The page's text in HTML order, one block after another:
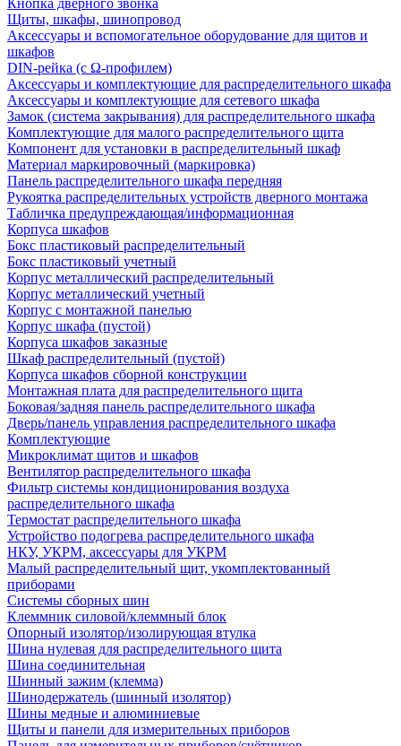
Кнопка дверного звонка
Щиты, шкафы, шинопровод
Аксессуары и вспомогательное оборудование для щитов и
шкафов
DIN-рейка (с Ω-профилем)
Аксессуары и комплектующие для распределительного шкафа
Аксессуары и комплектующие для сетевого шкафа
Замок (система закрывания) для распределительного шкафа
Комплектующие для малого распределительного щита
Компонент для установки в распределительный шкаф
Материал маркировочный (маркировка)
Панель распределительного шкафа передняя
Рукоятка распределительных устройств дверного монтажа
Табличка предупреждающая/информационная
Корпуса шкафов
Бокс пластиковый распределительный
Бокс пластиковый учетный
Корпус металлический распределительный
Корпус металлический учетный
Корпус с монтажной панелью
Корпус шкафа (пустой)
Корпуса шкафов заказные
Шкаф распределительный (пустой)
Корпуса шкафов сборной конструкции
Монтажная плата для распределительного щита
Боковая/задняя панель распределительного шкафа
Дверь/панель управления распределительного шкафа
Комплектующие
Микроклимат щитов и шкафов
Вентилятор распределительного шкафа
Фильтр системы кондиционирования воздуха
распределительного шкафа
Термостат распределительного шкафа
Устройство подогрева распределительного шкафа
НКУ, УКРМ, аксессуары для УКРМ
Малый распределительный щит, укомплектованный
приборами
Системы сборных шин
Клеммник силовой/клеммный блок
Опорный изолятор/изолирующая втулка
Шина нулевая для распределительного щита
Шина соединительная
Шинный зажим (клемма)
Шинодержатель (шинный изолятор)
Шины медные и алюминиевые
Щиты и панели для измерительных приборов